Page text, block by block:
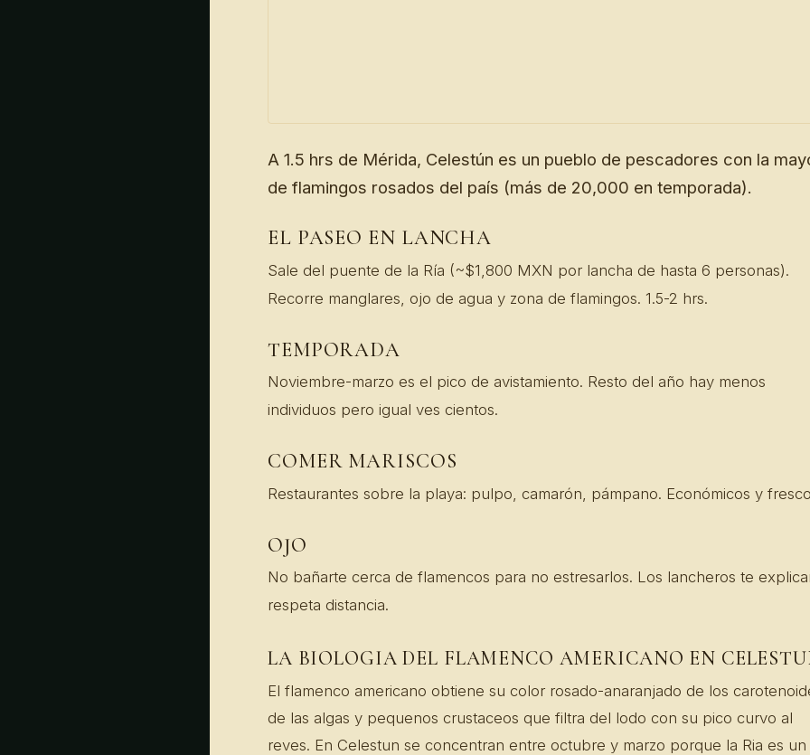
A 1.5 hrs de Mérida, Celestún es un pueblo de pescadores con la
de flamingos rosados del país (más de 20,000 en temporada).
EL PASEO EN LANCHA
Sale del puente de la Ría (~$1,800 MXN por lancha de hasta 6 personas).
Recorre manglares, ojo de agua y zona de flamingos. 1.5-2 hrs.
TEMPORADA
Noviembre-marzo es el pico de avistamiento. Resto del año hay menos
individuos pero igual ves cientos.
COMER MARISCOS
Restaurantes sobre la playa: pulpo, camarón, pámpano. Económicos y
OJO
No bañarte cerca de flamencos para no estresarlos. Los lancheros te
respeta distancia.
LA BIOLOGIA DEL FLAMENCO AMERICANO EN
El flamenco americano obtiene su color rosado-anaranjado de los
de las algas y pequenos crustaceos que filtra del lodo con su pico curvo al
reves. En Celestun se concentran entre octubre y marzo porque la Ria es un